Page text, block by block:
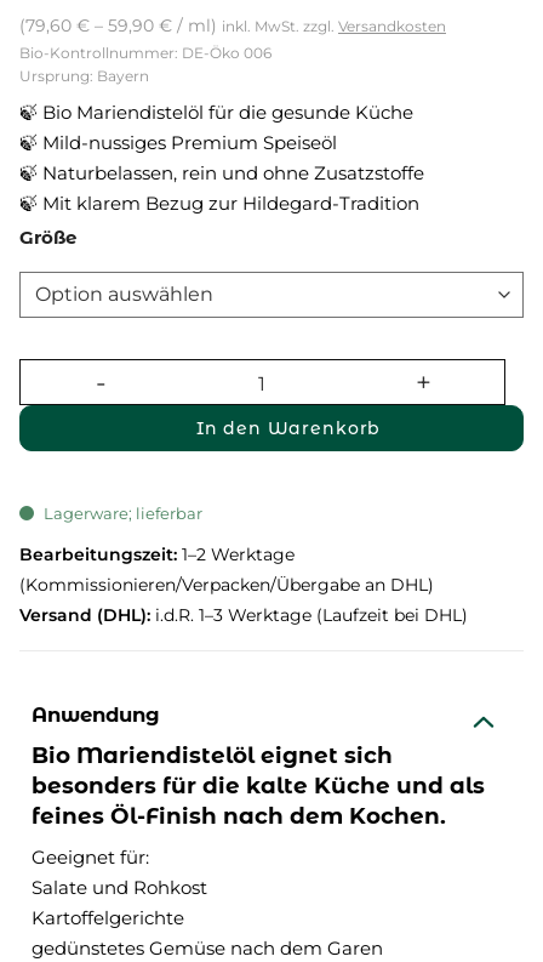
(79,60 € – 59,90 € / ml) inkl. MwSt. zzgl. Versandkosten
Bio-Kontrollnummer: DE-Öko 006
Ursprung: Bayern
🍃 Bio Mariendistelöl für die gesunde Küche
🍃 Mild-nussiges Premium Speiseöl
🍃 Naturbelassen, rein und ohne Zusatzstoffe
🍃 Mit klarem Bezug zur Hildegard-Tradition
Größe
In den Warenkorb
Lagerware; lieferbar
Bearbeitungszeit: 1–2 Werktage
(Kommissionieren/Verpacken/Übergabe an DHL)
Versand (DHL): i.d.R. 1–3 Werktage (Laufzeit bei DHL)
Anwendung
Bio Mariendistelöl eignet sich
besonders für die kalte Küche und als
feines Öl-Finish nach dem Kochen.
Geeignet für:
Salate und Rohkost
Kartoffelgerichte
gedünstetes Gemüse nach dem Garen